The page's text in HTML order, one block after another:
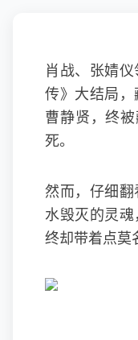
肖战、张婧
传》大结局
曹静贤，终
死。
然而，仔细
水毁灭的灵
终却带着点莫